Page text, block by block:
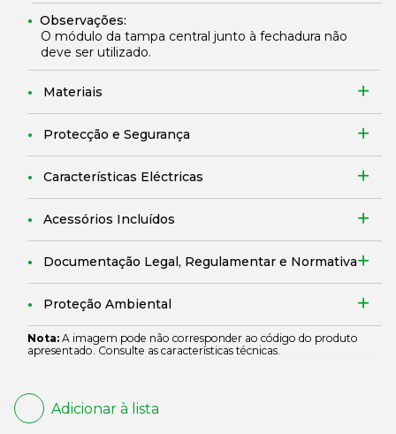
Observações:
O módulo da tampa central junto à fechadura não
deve ser utilizado.
Materiais
Protecção e Segurança
Características Eléctricas
Acessórios Incluídos
Documentação Legal, Regulamentar e Normativa
Proteção Ambiental
Nota: A imagem pode não corresponder ao código do produto
apresentado. Consulte as características técnicas.
Adicionar à lista